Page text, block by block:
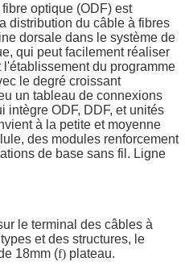
optique (ODF) est
distribution du câble à fibres
dorsale dans le système de
qui peut facilement réaliser
du programme
le degré croissant
un tableau de connexions
intègre ODF, DDF, et unités
à la petite et moyenne
des modules renforcement
de base sans fil. Ligne
le terminal des câbles à
et des structures, le
18mm (f) plateau.